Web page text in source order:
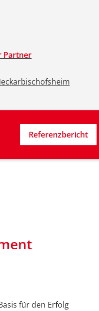
Partner
Referenzbericht
für den Erfolg